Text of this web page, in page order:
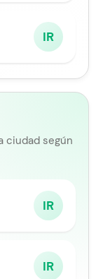
IR
ciudad según
IR
IR